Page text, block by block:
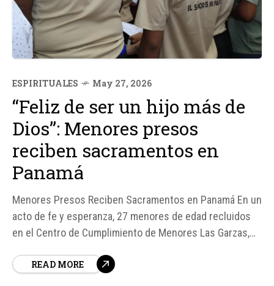
ESPIRITUALES May 27, 2026
“Feliz de ser un hijo más de
Dios”: Menores presos
reciben sacramentos en
Panamá
Menores Presos Reciben Sacramentos en Panamá En un
acto de fe y esperanza, 27 menores de edad recluidos
en el Centro de Cumplimiento de Menores Las Garzas,
iniciación cristiana el pasado 24 de mayo, día que la
READ MORE